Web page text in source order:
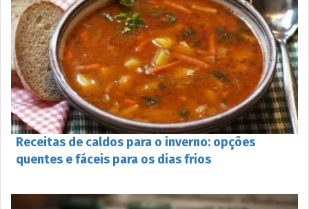
Receitas de caldos para o inverno: opções
quentes e fáceis para os dias frios